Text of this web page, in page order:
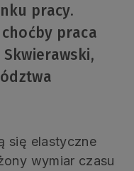
pracy.
praca
się elastyczne
wymiar czasu